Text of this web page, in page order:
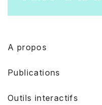
A propos
Publications
Outils interactifs